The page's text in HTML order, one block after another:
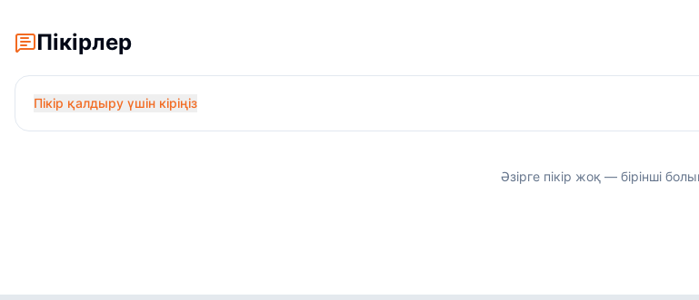
Пікірлер
Пікір қалдыру үшін кіріңіз
Әзірге пікір жоқ — бірінші